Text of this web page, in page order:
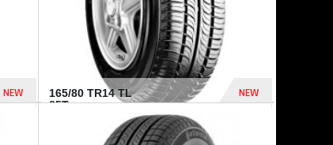
NEW
165/80 TR14 TL
85T...
NEW